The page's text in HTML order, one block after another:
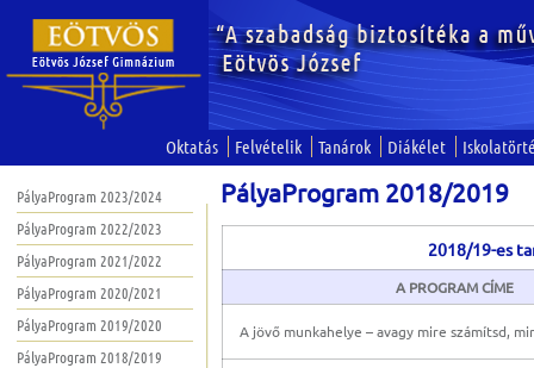
Oktatás Felvételik Tanárok Diákélet
PályaProgram 2023/2024
PályaProgram 2022/2023
PályaProgram 2021/2022
PályaProgram 2020/2021
PályaProgram 2019/2020
PályaProgram 2018/2019
PályaProgram 2018/2019
2018/19-es
A PROGRAM CÍME
A jövő munkahelye – avagy mire számítsd,